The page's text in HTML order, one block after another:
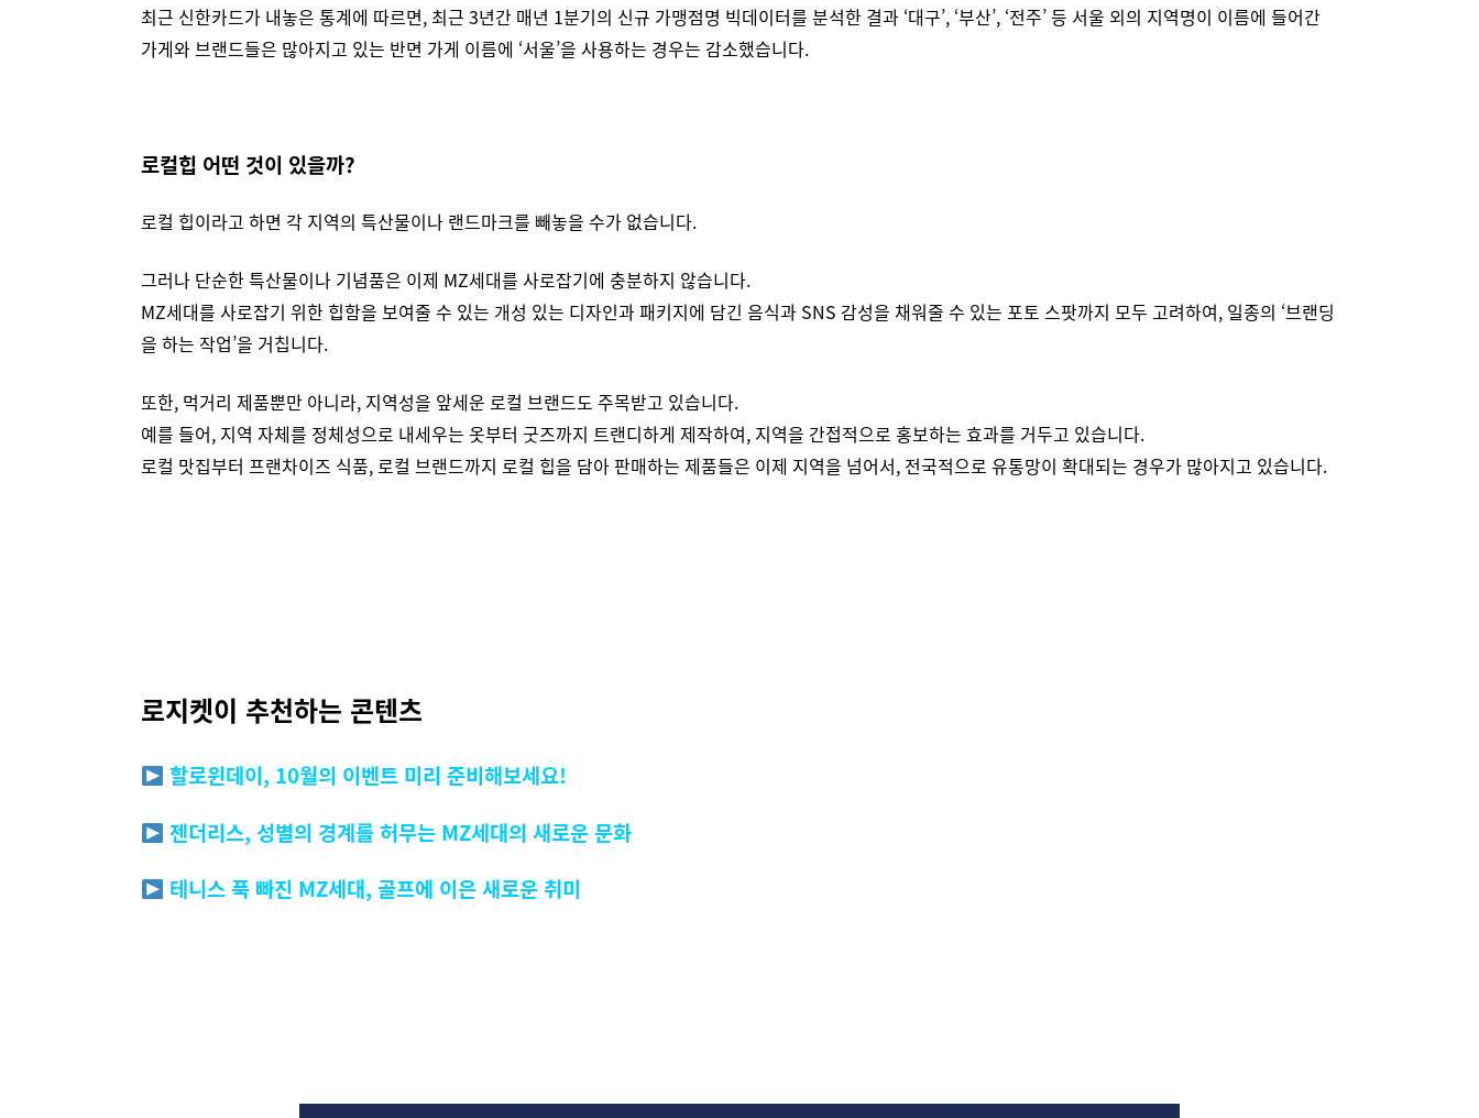
최근 신한카드가 내놓은 통계에 따르면, 최근 3년간 매년 1분기의 신규 가맹점명 빅데이터를 분석한 결과 ‘대구’, ‘부산’, ‘전주’ 등 서울 외의 지역명이 이름에 들어간
가게와 브랜드들은 많아지고 있는 반면 가게 이름에 ‘서울’을 사용하는 경우는 감소했습니다.
로컬힙 어떤 것이 있을까?
로컬 힙이라고 하면 각 지역의 특산물이나 랜드마크를 빼놓을 수가 없습니다.
그러나 단순한 특산물이나 기념품은 이제 MZ세대를 사로잡기에 충분하지 않습니다.
MZ세대를 사로잡기 위한 힙함을 보여줄 수 있는 개성 있는 디자인과 패키지에 담긴 음식과 SNS 감성을 채워줄 수 있는 포토 스팟까지 모두 고려하여, 일종의 ‘브랜딩
을 하는 작업’을 거칩니다.
또한, 먹거리 제품뿐만 아니라, 지역성을 앞세운 로컬 브랜드도 주목받고 있습니다.
예를 들어, 지역 자체를 정체성으로 내세우는 옷부터 굿즈까지 트랜디하게 제작하여, 지역을 간접적으로 홍보하는 효과를 거두고 있습니다.
로컬 맛집부터 프랜차이즈 식품, 로컬 브랜드까지 로컬 힙을 담아 판매하는 제품들은 이제 지역을 넘어서, 전국적으로 유통망이 확대되는 경우가 많아지고 있습니다.
로지켓이 추천하는 콘텐츠
할로윈데이, 10월의 이벤트 미리 준비해보세요!
젠더리스, 성별의 경계를 허무는 MZ세대의 새로운 문화
테니스 푹 빠진 MZ세대, 골프에 이은 새로운 취미